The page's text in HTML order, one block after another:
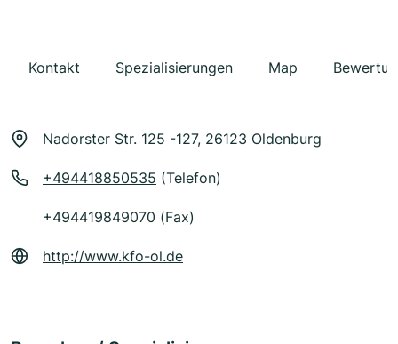
Kontakt Spezialisierungen Map
Nadorster Str. 125 -127, 26123 Oldenburg
+494418850535 (Telefon)
+494419849070 (Fax)
http://www.kfo-ol.de